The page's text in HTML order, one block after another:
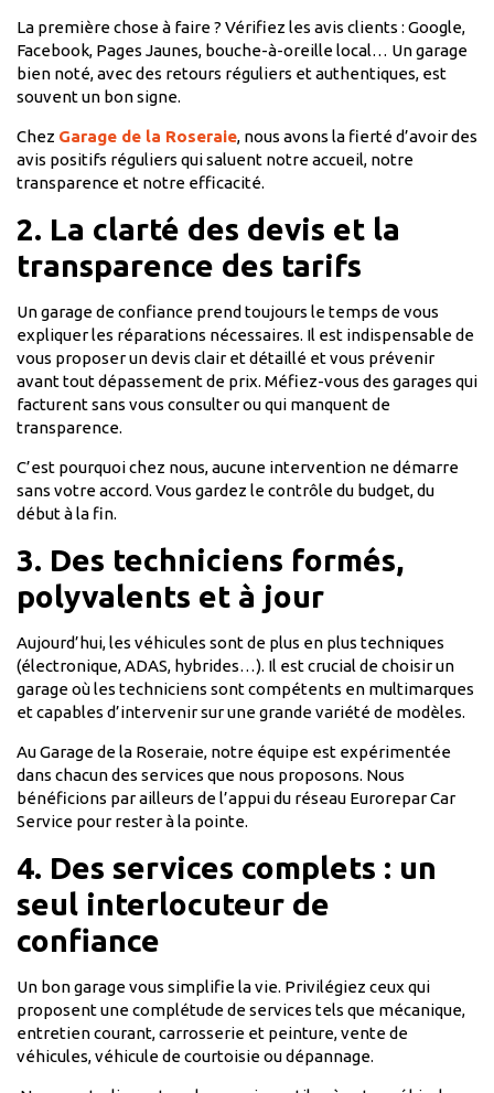
La première chose à faire ? Vérifiez les avis clients : Google,
Facebook, Pages Jaunes, bouche-à-oreille local… Un garage
bien noté, avec des retours réguliers et authentiques, est
souvent un bon signe.
Chez Garage de la Roseraie, nous avons la fierté d’avoir des
avis positifs réguliers qui saluent notre accueil, notre
transparence et notre efficacité.
2. La clarté des devis et la
transparence des tarifs
Un garage de confiance prend toujours le temps de vous
expliquer les réparations nécessaires. Il est indispensable de
vous proposer un devis clair et détaillé et vous prévenir
avant tout dépassement de prix. Méfiez-vous des garages qui
facturent sans vous consulter ou qui manquent de
transparence.
C’est pourquoi chez nous, aucune intervention ne démarre
sans votre accord. Vous gardez le contrôle du budget, du
début à la fin.
3. Des techniciens formés,
polyvalents et à jour
Aujourd’hui, les véhicules sont de plus en plus techniques
(électronique, ADAS, hybrides…). Il est crucial de choisir un
garage où les techniciens sont compétents en multimarques
et capables d’intervenir sur une grande variété de modèles.
Au Garage de la Roseraie, notre équipe est expérimentée
dans chacun des services que nous proposons. Nous
bénéficions par ailleurs de l’appui du réseau Eurorepar Car
Service pour rester à la pointe.
4. Des services complets : un
seul interlocuteur de
confiance
Un bon garage vous simplifie la vie. Privilégiez ceux qui
proposent une complétude de services tels que mécanique,
entretien courant, carrosserie et peinture, vente de
véhicules, véhicule de courtoisie ou dépannage.